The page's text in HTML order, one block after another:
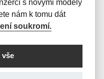
s novými modely
nám k tomu dát
soukromí.
vše